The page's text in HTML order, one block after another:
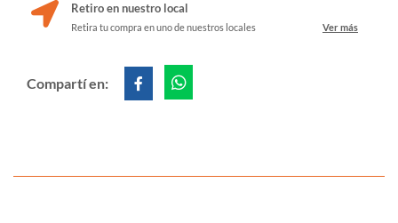
Retiro en nuestro local
Retira tu compra en uno de nuestros locales Ver más
Compartí en: